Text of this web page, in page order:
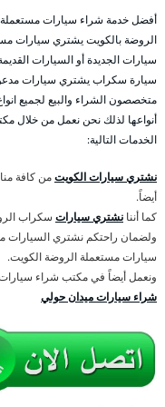
أفضل خدمة شراء سيارات مستعملة
الروضة بالكويت يشتري سيارات
سيارات الجديدة أو السيارات
سيارة سكراب يشتري سيارات
متخصصون الشراء والبيع لجميع
أنواعها لذلك نحن نعمل من خلال
الخدمات التالية:
نشتري سيارات الكويتمن كافة
أيضاً.
كما أننا نشتري سيارات سكراب
ولضمان راحتكم نشتري السيارات
سيارات مستعملة الروضة الكويت.
ونعمل أيضاً في مكتب شراء سيارات
شراء سيارات ميدان حولي